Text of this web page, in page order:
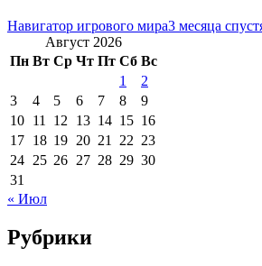
Навигатор игрового мира3 месяца
Август 2026
Пн Вт Ср Чт Пт Сб Вс
1
2
3
4 5 6 7 8
9
10 11 12 13 14 15 16
17 18 19 20 21 22 23
24 25 26 27 28 29 30
31
« Июл
Рубрики